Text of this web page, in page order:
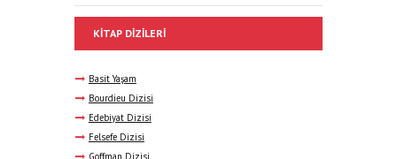
KITAP DIZILERI
Basit Yaşam
Bourdieu Dizisi
Edebiyat Dizisi
Felsefe Dizisi